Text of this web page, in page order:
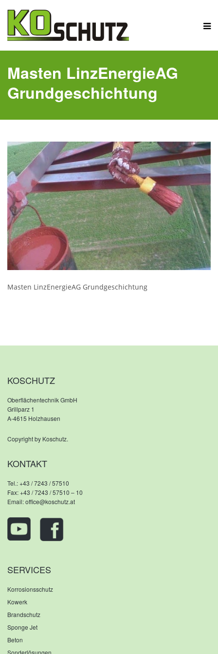
Masten LinzEnergieAG
Grundgeschichtung
Masten LinzEnergieAG Grundgeschichtung
KOSCHUTZ
Oberflächentechnik GmbH
Grillparz 1
A-4615 Holzhausen
Copyright by Koschutz.
KONTAKT
Tel.:+43 / 7243 / 57510
Fax: +43 / 7243 / 57510 – 10
Email:office@koschutz.at
SERVICES
Korrosionsschutz
Kowerk
Brandschutz
Sponge Jet
Beton
Sonderlösungen